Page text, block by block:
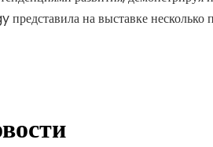
на выставке несколько